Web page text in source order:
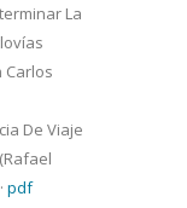
La
Carlos
De Viaje
· pdf